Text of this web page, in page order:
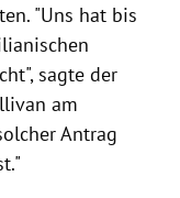
"Uns hat bis
sagte der
am
Antrag